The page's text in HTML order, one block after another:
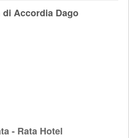
di Accordia Dago
- Rata Hotel